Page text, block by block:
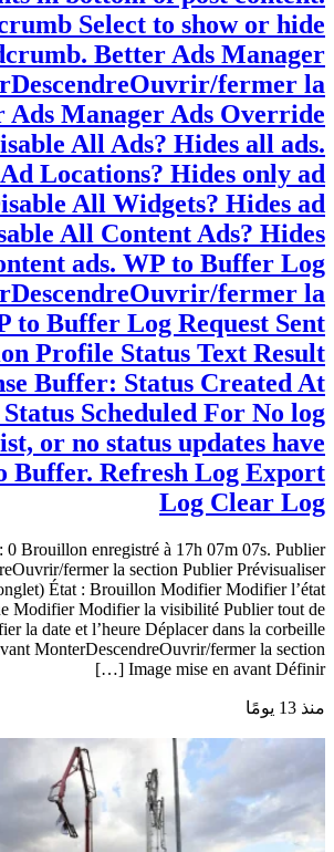
and breadcrumb. Select
category for post to shown in
first. Source This links will
the end of the article in the
» section. Via This links will
the end of the article in the
Show Post Excerpt in
can show/hide/override post
in single page with this field.
Select to show or hide
in bottom of post content.
Select to show or hide
Better Ads Manager
fermer la
Ads Manager Ads Override
All Ads? Hides all ads.
Ad Locations? Hides only ad
All Widgets? Hides ad
All Content Ads? Hides
ads. WP to Buffer Log
fermer la
to Buffer Log Request Sent
Profile Status Text Result
Buffer: Status Created At
Scheduled For No log
or no status updates have
Buffer. Refresh Log Export
Log Clear Log